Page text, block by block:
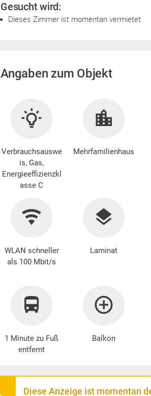
Gesucht wird:
Dieses Zimmer ist momentan vermietet
Angaben zum Objekt
Verbrauchsauswe
is, Gas,
Energieeffizienzkl
asse C
Mehrfamilienhaus
WLAN schneller
als 100 Mbit/s
Laminat
1 Minute zu Fuß
entfernt
Balkon
Diese Anzeige ist momentan